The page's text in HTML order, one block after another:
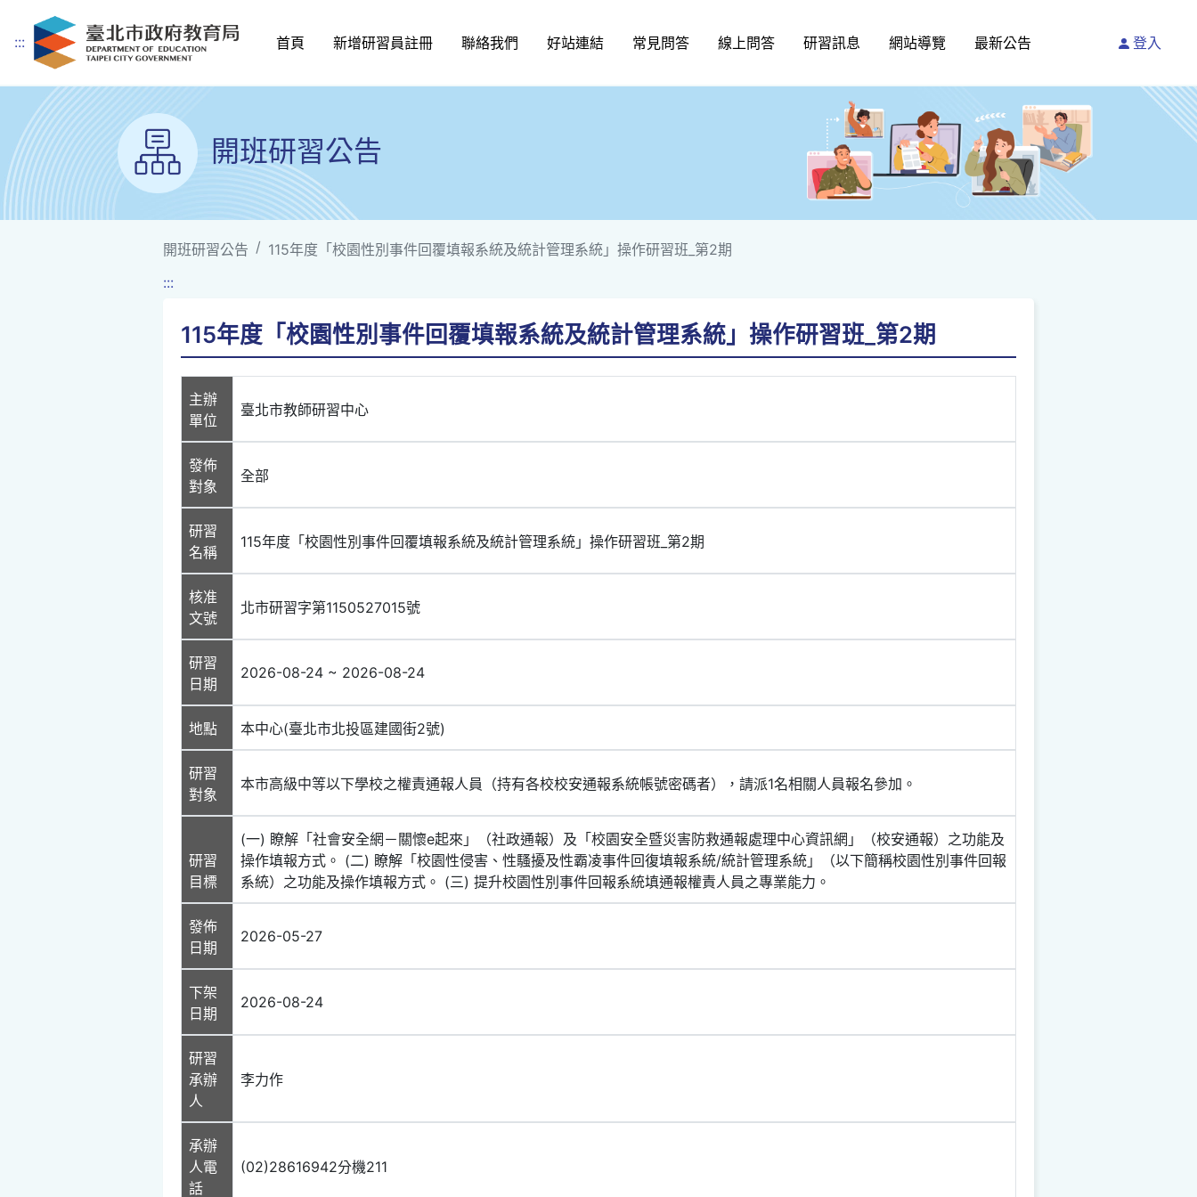
跳到主要內容
::: 首頁 新增研習員註冊 聯絡我們 好站連結 常見問答 線上問答 研習訊息 網站導覽 最新公告 登入
開班研習公告
開班研習公告
115年度「校園性別事件回覆填報系統及統計管理系統」操作研習班_第2期
:::
115年度「校園性別事件回覆填報系統及統計管理系統」操作研習班_第2期
主辦
單位
臺北市教師研習中心
發佈
對象
全部
研習
名稱
115年度「校園性別事件回覆填報系統及統計管理系統」操作研習班_第2期
核准
文號
北市研習字第1150527015號
研習
日期
2026-08-24 ~ 2026-08-24
地點 本中心(臺北市北投區建國街2號)
研習
對象
本市高級中等以下學校之權責通報人員（持有各校校安通報系統帳號密碼者），請派1名相關人員報名參加。
研習
目標
(一) 瞭解「社會安全網－關懷e起來」（社政通報）及「校園安全暨災害防救通報處理中心資訊網」（校安通報）之功能及
操作填報方式。 (二) 瞭解「校園性侵害、性騷擾及性霸凌事件回復填報系統/統計管理系統」（以下簡稱校園性別事件回報
系統）之功能及操作填報方式。 (三) 提升校園性別事件回報系統填通報權責人員之專業能力。
發佈
日期
2026-05-27
下架
日期
2026-08-24
研習
承辦
人
李力作
承辦
人電
話
(02)28616942分機211